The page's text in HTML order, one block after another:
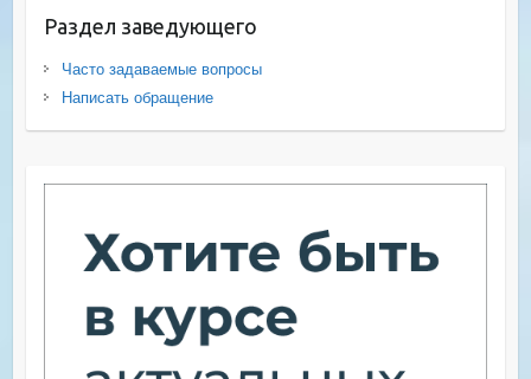
Раздел заведующего
Часто задаваемые вопросы
Написать обращение